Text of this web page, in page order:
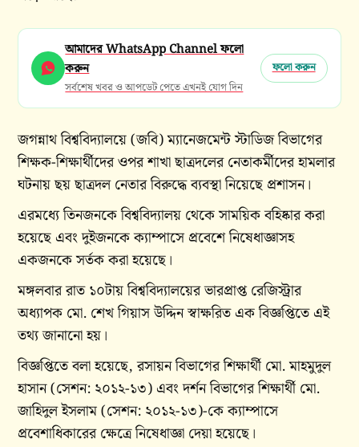
আমাদের WhatsApp Channel ফলো
করুন
সর্বশেষ খবর ও আপডেট পেতে এখনই যোগ দিন
ফলো করুন
জগন্নাথ বিশ্ববিদ্যালয়ে (জবি) ম্যানেজমেন্ট স্টাডিজ বিভাগের
শিক্ষক-শিক্ষার্থীদের ওপর শাখা ছাত্রদলের নেতাকর্মীদের হামলার
ঘটনায় ছয় ছাত্রদল নেতার বিরুদ্ধে ব্যবস্থা নিয়েছে প্রশাসন।
এরমধ্যে তিনজনকে বিশ্ববিদ্যালয় থেকে সাময়িক বহিষ্কার করা
হয়েছে এবং দুইজনকে ক্যাম্পাসে প্রবেশে নিষেধাজ্ঞাসহ
একজনকে সর্তক করা হয়েছে।
মঙ্গলবার রাত ১০টায় বিশ্ববিদ্যালয়ের ভারপ্রাপ্ত রেজিস্ট্রার
অধ্যাপক মো. শেখ গিয়াস উদ্দিন স্বাক্ষরিত এক বিজ্ঞপ্তিতে এই
তথ্য জানানো হয়।
বিজ্ঞপ্তিতে বলা হয়েছে, রসায়ন বিভাগের শিক্ষার্থী মো. মাহমুদুল
হাসান (সেশন: ২০১২-১৩) এবং দর্শন বিভাগের শিক্ষার্থী মো.
জাহিদুল ইসলাম (সেশন: ২০১২-১৩)-কে ক্যাম্পাসে
প্রবেশাধিকারের ক্ষেত্রে নিষেধাজ্ঞা দেয়া হয়েছে।